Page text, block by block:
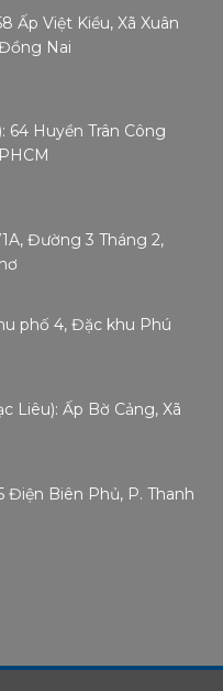
Ấp Việt Kiều, Xã Xuân
Nai
64 Huyền Trân Công
Đường 3 Tháng 2,
phố 4, Đặc khu Phú
Liêu): Ấp Bờ Cảng, Xã
Điện Biên Phủ, P. Thanh